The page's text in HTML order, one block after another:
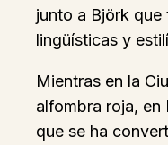
junto a Björk
lingüísticas y
Mientras en la
alfombra roja, en
que se ha